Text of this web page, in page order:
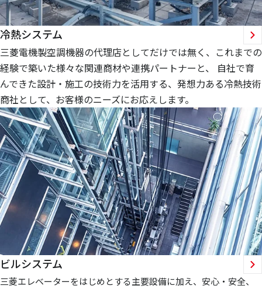
冷熱システム
三菱電機製空調機器の代理店としてだけでは無く、これまでの
経験で築いた様々な関連商材や連携パートナーと、 自社で育
んできた設計・施工の技術力を活用する、発想力ある冷熱技術
商社として、お客様のニーズにお応えします。
ビルシステム
三菱エレベーターをはじめとする主要設備に加え、安心・安全、